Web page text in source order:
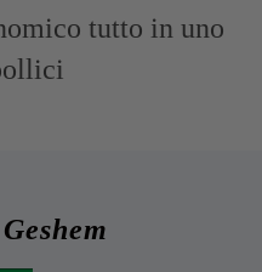
tutto in uno